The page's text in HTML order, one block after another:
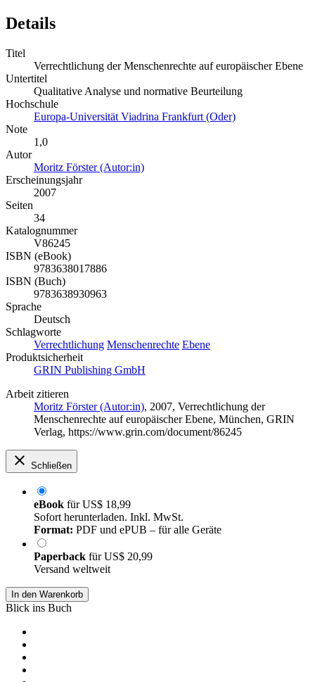
Details
Titel
Verrechtlichung der Menschenrechte auf europäischer Ebene
Untertitel
Qualitative Analyse und normative Beurteilung
Hochschule
Europa-Universität Viadrina Frankfurt (Oder)
Note
1,0
Autor
Moritz Förster (Autor:in)
Erscheinungsjahr
2007
Seiten
34
Katalognummer
V86245
ISBN (eBook)
9783638017886
ISBN (Buch)
9783638930963
Sprache
Deutsch
Schlagworte
Verrechtlichung Menschenrechte Ebene
Produktsicherheit
GRIN Publishing GmbH
Arbeit zitieren
Moritz Förster (Autor:in), 2007, Verrechtlichung der
Menschenrechte auf europäischer Ebene, München, GRIN
Verlag, https://www.grin.com/document/86245
Schließen
eBook fürUS$ 18,99
Sofort herunterladen. Inkl. MwSt.
Format: PDF und ePUB – für alle Geräte
Paperback fürUS$ 20,99
Versand weltweit
In den Warenkorb
Blick ins Buch